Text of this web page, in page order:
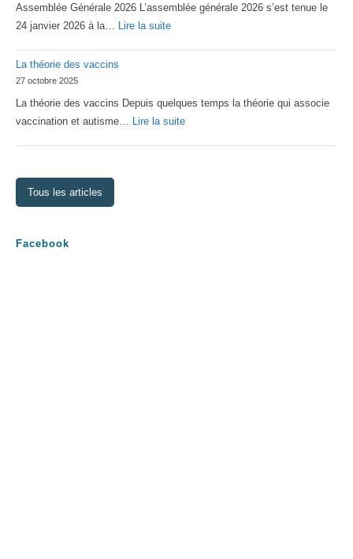
Lorraine
Assemblée Générale 2026 L’assemblée générale 2026 s’est tenue le
24 janvier 2026 à la… Lire la suite:
La théorie des vaccins
27 octobre 2025
La théorie des vaccins Depuis quelques temps la théorie qui associe
vaccination et autisme… Lire la suite:
Tous les articles
Facebook